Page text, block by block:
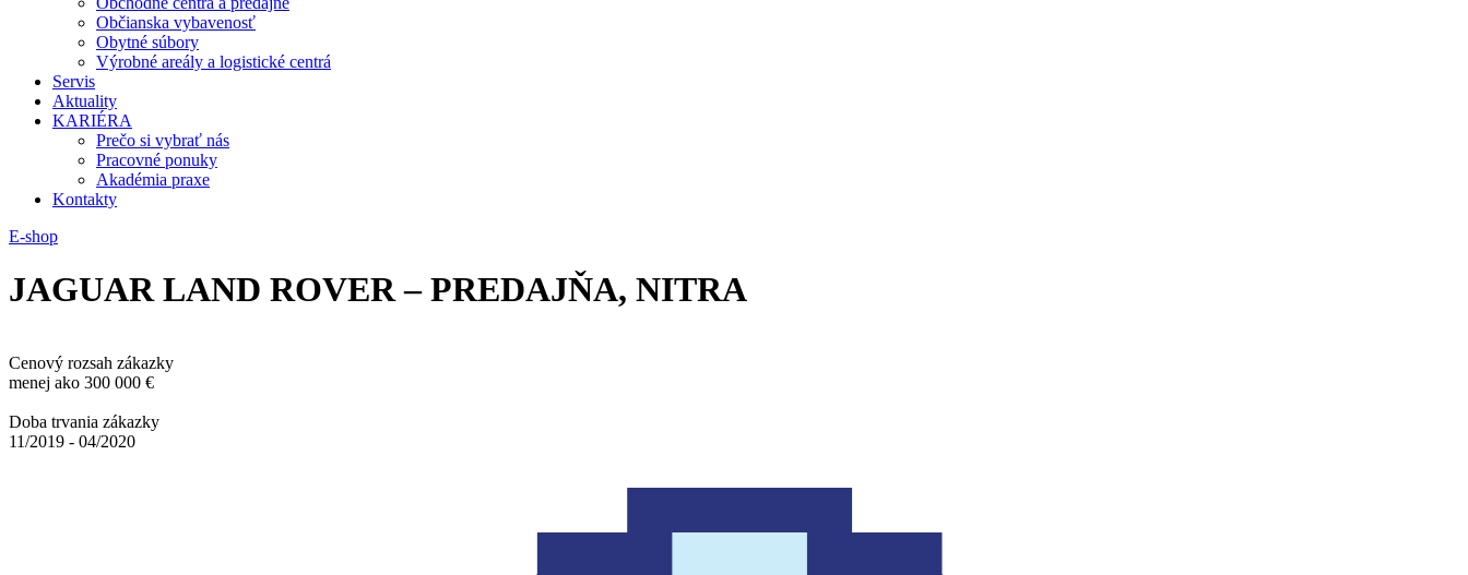
Občianska vybavenosť
Obytné súbory
Výrobné areály a logistické centrá
Servis
Aktuality
KARIÉRA
Prečo si vybrať nás
Pracovné ponuky
Akadémia praxe
Kontakty
E-shop
JAGUAR LAND ROVER – PREDAJŇA, NITRA
Cenový rozsah zákazky
menej ako 300 000 €
Doba trvania zákazky
11/2019 - 04/2020